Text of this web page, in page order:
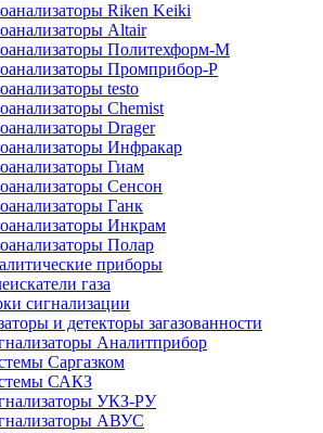
Riken Keiki
Altair
Политехформ-М
Промприбор-Р
testo
Chemist
Drager
Инфракар
Гиам
Сенсон
Ганк
Инкрам
Полар
приборы
газа
сигнализации
и детекторы загазованности
Аналитприбор
Саргазком
САКЗ
УКЗ-РУ
АВУС